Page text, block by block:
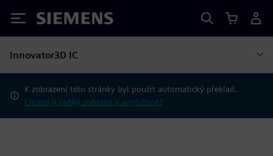
Siemens
Innovator3D IC
K zobrazení této stránky byl použit automatický překlad.
Chcete ji raději zobrazit v angličtině?